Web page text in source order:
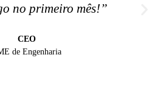
no primeiro mês!”
CEO
de Engenharia